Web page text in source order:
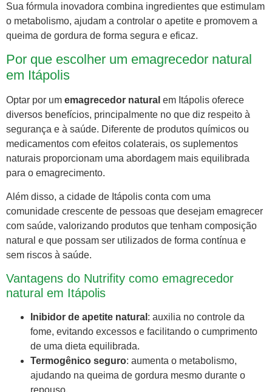
Sua fórmula inovadora combina ingredientes que estimulam
o metabolismo, ajudam a controlar o apetite e promovem a
queima de gordura de forma segura e eficaz.
Por que escolher um emagrecedor natural
em Itápolis
Optar por um emagrecedor natural em Itápolis oferece
diversos benefícios, principalmente no que diz respeito à
segurança e à saúde. Diferente de produtos químicos ou
medicamentos com efeitos colaterais, os suplementos
naturais proporcionam uma abordagem mais equilibrada
para o emagrecimento.
Além disso, a cidade de Itápolis conta com uma
comunidade crescente de pessoas que desejam emagrecer
com saúde, valorizando produtos que tenham composição
natural e que possam ser utilizados de forma contínua e
sem riscos à saúde.
Vantagens do Nutrifity como emagrecedor
natural em Itápolis
Inibidor de apetite natural : auxilia no controle da
fome, evitando excessos e facilitando o cumprimento
de uma dieta equilibrada.
Termogênico seguro: aumenta o metabolismo,
ajudando na queima de gordura mesmo durante o